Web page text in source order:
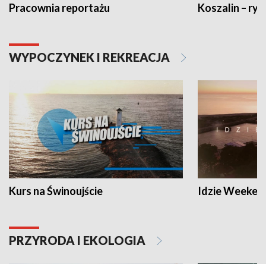
Pracownia reportażu Koszalin –
WYPOCZYNEK I REKREACJA
Kurs na Świnoujście Idzie
PRZYRODA I EKOLOGIA